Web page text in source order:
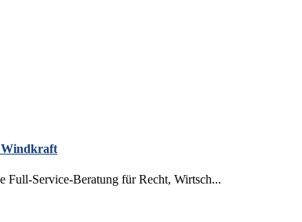
Windkraft
Service-Beratung für Recht, Wirtsch...